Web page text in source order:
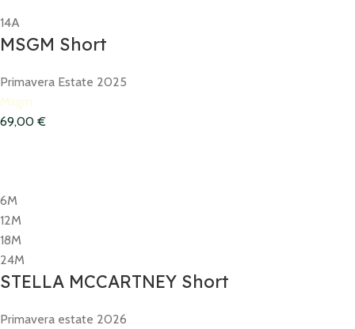
14A
MSGM Short
Primavera Estate 2025
Msgm
69,00 €
6M
12M
18M
24M
STELLA MCCARTNEY Short
Primavera estate 2026